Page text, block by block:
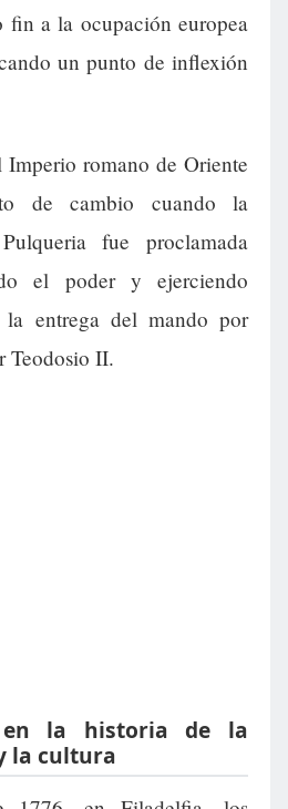
fin a la ocupación europea
un punto de inflexión
Imperio romano de Oriente
de cambio cuando la
fue proclamada
el poder y ejerciendo
la entrega del mando por
Teodosio II.
la historia de la
la cultura